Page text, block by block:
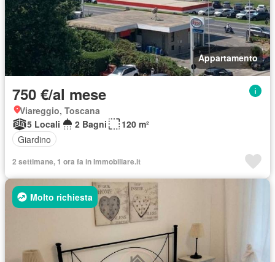
Appartamento
750 €/al mese
Viareggio, Toscana
5 Locali
2 Bagni
120 m²
Giardino
2 settimane, 1 ora fa in Immobiliare.it
Molto richiesta